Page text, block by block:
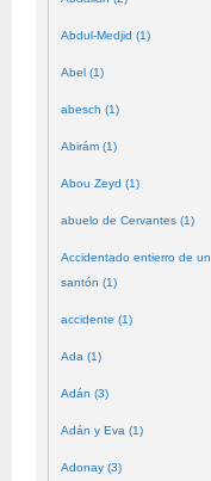
Abdul-Medjid (1)
Abel (1)
abesch (1)
Abirám (1)
Abou Zeyd (1)
abuelo de Cervantes (1)
Accidentado entierro de un
santón (1)
accidente (1)
Ada (1)
Adán (3)
Adán y Eva (1)
Adonay (3)